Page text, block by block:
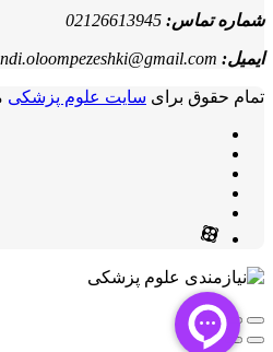
شماره تماس: 02126613945
ایمیل:
تمام حقوق برای سایت علوم پزشکی